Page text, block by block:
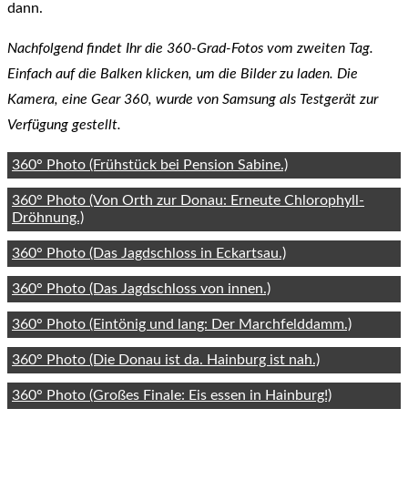
dann.
Nachfolgend findet Ihr die 360-Grad-Fotos vom zweiten Tag.
Einfach auf die Balken klicken, um die Bilder zu laden. Die
Kamera, eine Gear 360, wurde von Samsung als Testgerät zur
Verfügung gestellt.
360° Photo (Frühstück bei Pension Sabine.)
360° Photo (Von Orth zur Donau: Erneute Chlorophyll-
Dröhnung.)
360° Photo (Das Jagdschloss in Eckartsau.)
360° Photo (Das Jagdschloss von innen.)
360° Photo (Eintönig und lang: Der Marchfelddamm.)
360° Photo (Die Donau ist da. Hainburg ist nah.)
360° Photo (Großes Finale: Eis essen in Hainburg!)